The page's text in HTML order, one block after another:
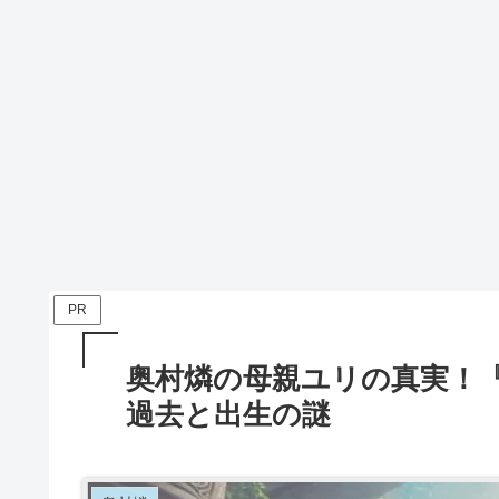
PR
奥村燐の母親ユリの真実！
過去と出生の謎